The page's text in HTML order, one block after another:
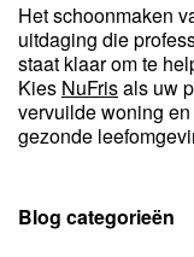
Het schoonmaken
uitdaging die
staat klaar om te
Kies NuFrisals uw
vervuilde woning
gezonde
Blog categorieën